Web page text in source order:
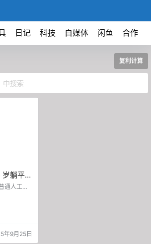
日记 科技 自媒体 闲鱼 合作
复利计算
躺平：
算全
人工作1
是开玩笑
发
，35岁躺
算算账。
年9月25日